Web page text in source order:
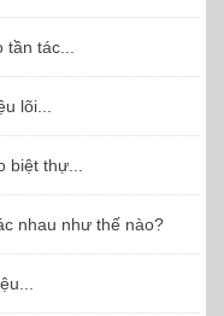
tác...
lõi...
thự...
nhau như thế nào?